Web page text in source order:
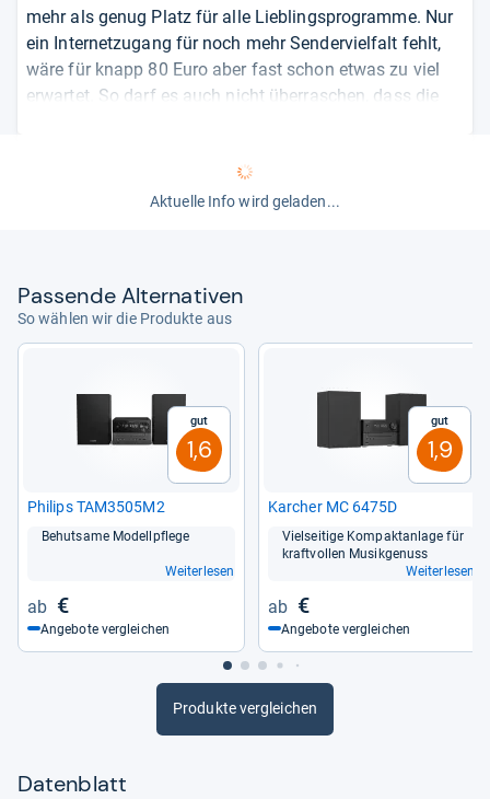
mehr als genug Platz für alle Lieblingsprogramme. Nur
ein Internetzugang für noch mehr Sendervielfalt fehlt,
wäre für knapp 80 Euro aber fast schon etwas zu viel
erwartet. So darf es auch nicht überraschen, dass die
moderater Lautstärke. Weil sie halbwegs frei
positionierbar sind, lassen sie sich zudem optimal
vonMario Petzold
Aktuelle Info wird geladen...
Pas­sende Alter­na­ti­ven
So wählen wir die Produkte aus
Gut
1,6
Phi­lips TAM3505M2
Behut­same Modell­pflege
Weiterlesen
€
Angebote vergleichen
Gut
1,9
Kar­cher MC 6475D
Viel­sei­tige Kom­pakt­an­lage für
kraft­vol­len Musik­ge­nuss
Weiterlesen
€
Angebote vergleichen
Produkte vergleichen
Datenblatt